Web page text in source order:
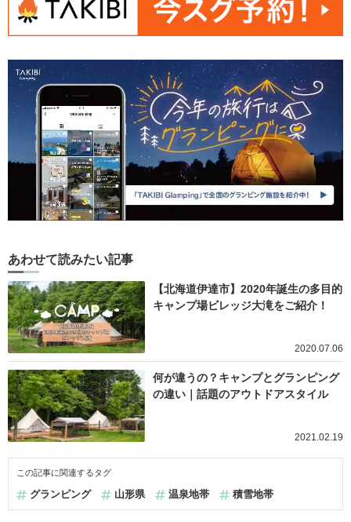
あわせて読みたい記事
【北海道伊達市】2020年誕生の多目的
キャンプ場ビレッジ大滝をご紹介！
2020.07.06
何が違うの？キャンプとグランピング
の違い｜話題のアウトドアスタイル
2021.02.19
この記事に関連するタグ
グランピング 山形県 温泉地帯 積雪地帯